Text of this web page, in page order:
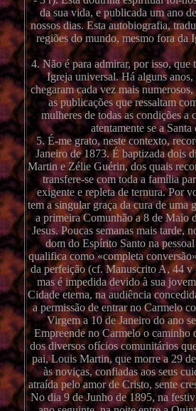
da sua vida, e publicada um ano
nossos dias. Esta autobiografia,
regiões do mundo, mesmo fora da
4. Não é para admirar, por isso,
Igreja universal. Há alguns
chegaram cada vez mais
as publicações que ressaltam
mulheres de todas as condições a
atentamente se a
5. É-me grato, neste contexto,
Janeiro de 1873. É baptizada dois
Martin e Zélie Guérin, dos quais
transfere-se com toda a família
exigente e repleta de ternura. Por
tem a singular graça da cura de uma
a primeira Comunhão a 8 de Maio
Jesus. Poucas semanas mais tarde,
dom do Espírito Santo na
qualifica como «completa
da perfeição (cf. Manuscrito A, 44 v
mas é impedida devido à sua
Cidade eterna, na audiência
a permissão de entrar no Carmelo
Virgem a 10 de Janeiro do ano
Empreende no Carmelo o caminho
dos diversos ofícios comunitários
pai, Louis Martin, que morre a 29
às noviças, confiadas aos seus
atraída pelo amor de Cristo, sente
No dia 9 de Junho de 1895, na